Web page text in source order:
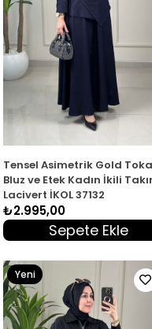
Tensel Asimetrik Gold
Bluz ve Etek Kadın İkili
Lacivert İKOL 37132
₺2.995,00
Sepete Ekle
Yeni
Ürün